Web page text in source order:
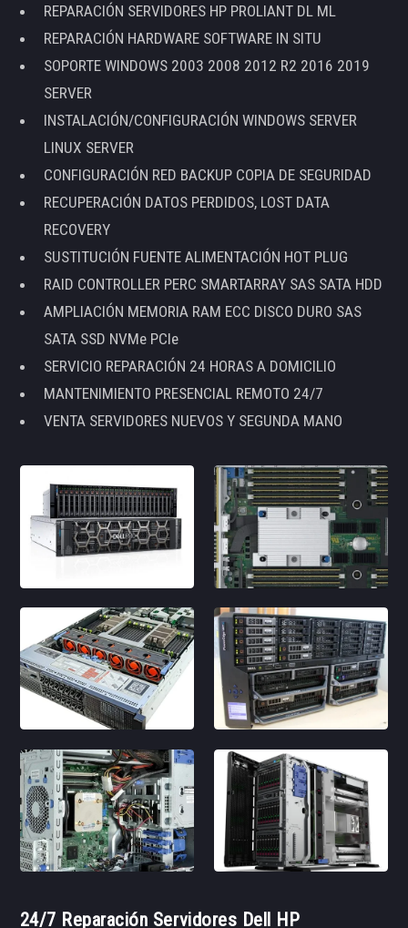
REPARACIÓN SERVIDORES HP PROLIANT DL ML
REPARACIÓN HARDWARE SOFTWARE IN SITU
SOPORTE WINDOWS 2003 2008 2012 R2 2016 2019
SERVER
INSTALACIÓN/CONFIGURACIÓN WINDOWS SERVER
LINUX SERVER
CONFIGURACIÓN RED BACKUP COPIA DE SEGURIDAD
RECUPERACIÓN DATOS PERDIDOS, LOST DATA
RECOVERY
SUSTITUCIÓN FUENTE ALIMENTACIÓN HOT PLUG
RAID CONTROLLER PERC SMARTARRAY SAS SATA HDD
AMPLIACIÓN MEMORIA RAM ECC DISCO DURO SAS
SATA SSD NVMe PCIe
SERVICIO REPARACIÓN 24 HORAS A DOMICILIO
MANTENIMIENTO PRESENCIAL REMOTO 24/7
VENTA SERVIDORES NUEVOS Y SEGUNDA MANO
24/7 Reparación Servidores Dell HP